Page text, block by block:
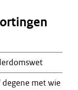
met wie de